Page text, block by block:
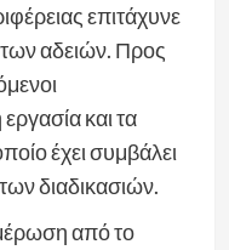
επιτάχυνε
των αδειών. Προς
και τα
έχει συμβάλει
διαδικασιών.
από το